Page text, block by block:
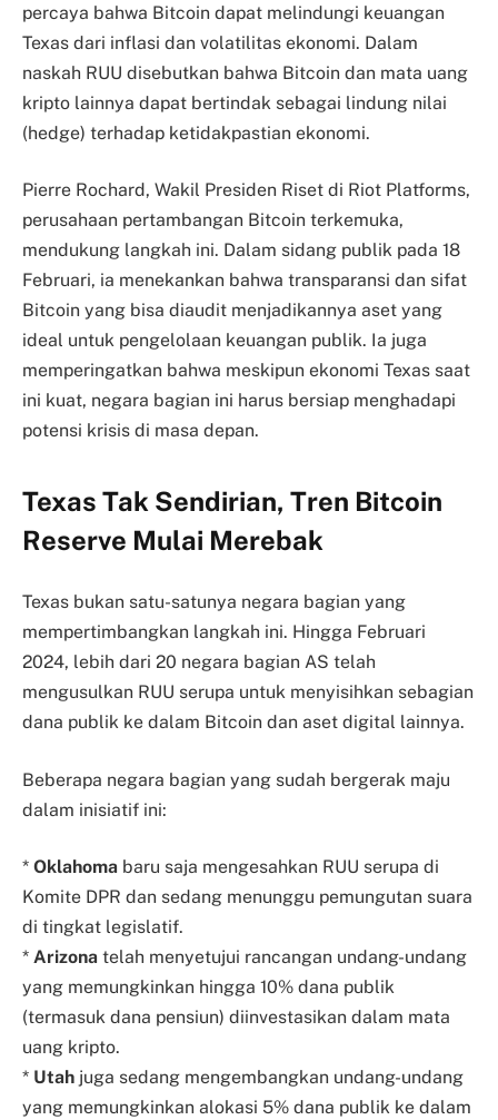
percaya bahwa Bitcoin dapat melindungi keuangan
Texas dari inflasi dan volatilitas ekonomi. Dalam
naskah RUU disebutkan bahwa Bitcoin dan mata uang
kripto lainnya dapat bertindak sebagai lindung nilai
(hedge) terhadap ketidakpastian ekonomi.
Pierre Rochard, Wakil Presiden Riset di Riot Platforms,
perusahaan pertambangan Bitcoin terkemuka,
mendukung langkah ini. Dalam sidang publik pada 18
Februari, ia menekankan bahwa transparansi dan sifat
Bitcoin yang bisa diaudit menjadikannya aset yang
ideal untuk pengelolaan keuangan publik. Ia juga
memperingatkan bahwa meskipun ekonomi Texas saat
ini kuat, negara bagian ini harus bersiap menghadapi
potensi krisis di masa depan.
Texas Tak Sendirian, Tren Bitcoin
Reserve Mulai Merebak
Texas bukan satu-satunya negara bagian yang
mempertimbangkan langkah ini. Hingga Februari
2024, lebih dari 20 negara bagian AS telah
mengusulkan RUU serupa untuk menyisihkan sebagian
dana publik ke dalam Bitcoin dan aset digital lainnya.
Beberapa negara bagian yang sudah bergerak maju
dalam inisiatif ini:
* Oklahoma baru saja mengesahkan RUU serupa di
Komite DPR dan sedang menunggu pemungutan suara
di tingkat legislatif.
* Arizona telah menyetujui rancangan undang-undang
yang memungkinkan hingga 10% dana publik
(termasuk dana pensiun) diinvestasikan dalam mata
uang kripto.
* Utah juga sedang mengembangkan undang-undang
yang memungkinkan alokasi 5% dana publik ke dalam